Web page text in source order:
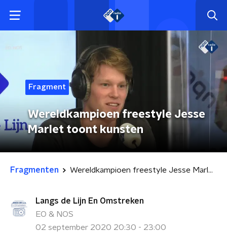
Fragment
Wereldkampioen freestyle Jesse
Marlet toont kunsten
Fragmenten Wereldkampioen freestyle Jesse Marlet toont kunsten
Langs de Lijn En Omstreken
EO & NOS
02 september 2020 20:30 - 23:00